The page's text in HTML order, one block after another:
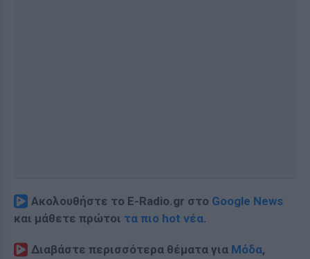
Ακολουθήστε το E-Radio.gr στο Google News
και μάθετε πρώτοι τα πιο hot νέα.
Διαβάστε περισσότερα θέματα για Μόδα,